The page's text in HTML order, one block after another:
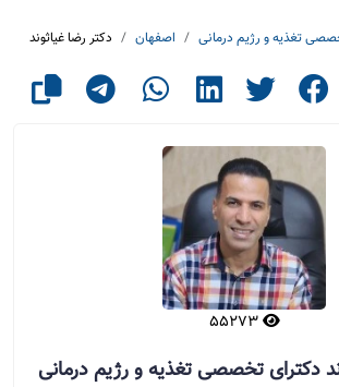
تغذیه و رژیم درمانی اصفهان دکتر رضا غیاثوند
55273
دکترای تخصصی تغذیه و رژیم درمانی